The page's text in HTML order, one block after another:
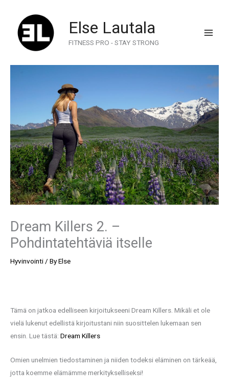
content
Else Lautala
FITNESS PRO - STAY STRONG
Dream Killers 2. –
Pohdintatehtäviä itselle
Hyvinvointi/ ByElse
Tämä on jatkoa edelliseen kirjoitukseeni Dream Killers. Mikäli et ole
vielä lukenut edellistä kirjoitustani niin suosittelen lukemaan sen
ensin. Lue tästä: Dream Killers
Omien unelmien tiedostaminen ja niiden todeksi eläminen on tärkeää,
jotta koemme elämämme merkitykselliseksi!